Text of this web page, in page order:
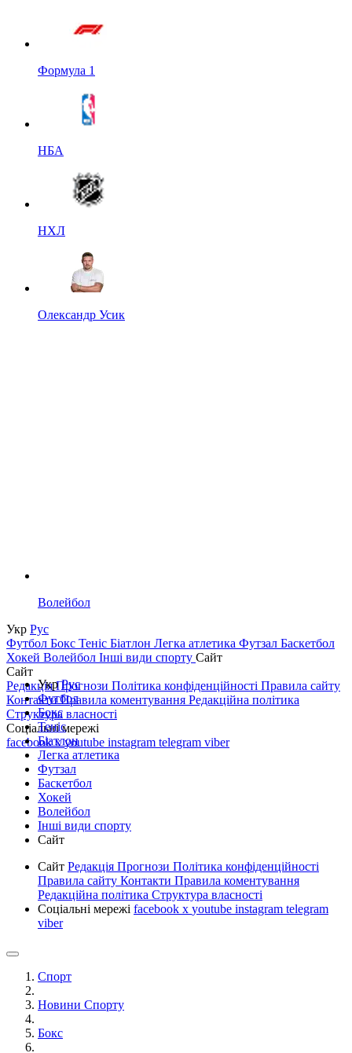
Формула 1
НБА
НХЛ
Олександр Усик
Волейбол
Укр Рус
Футбол Бокс Теніс Біатлон Легка атлетика Футзал Баскетбол
Хокей Волейбол Інші види спорту Сайт
Сайт
РедакціяПрогнози Політика конфіденційності Правила сайту
КонтактиПравила коментування Редакційна політика
Структура власності
Соціальні мережі
facebookxyoutube instagram telegram viber
УкрРус
Футбол
Бокс
Теніс
Біатлон
Легка атлетика
Футзал
Баскетбол
Хокей
Волейбол
Інші види спорту
Сайт
Сайт Редакція Прогнози Політика конфіденційності
Правила сайту Контакти Правила коментування
Редакційна політика Структура власності
Соціальні мережі facebook x youtube instagram telegram
viber
Спорт
Новини Спорту
Бокс